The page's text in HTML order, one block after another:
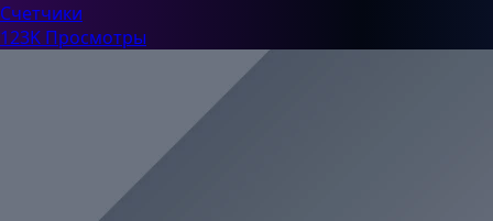
Счетчики
123K Просмотры